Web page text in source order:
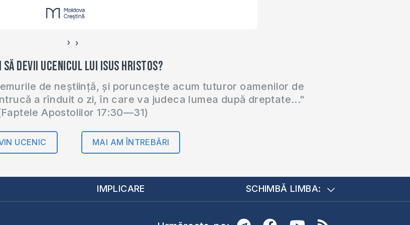
‹ ›
să devii ucenicul lui Isus Hristos?
de neștiință, și poruncește acum tuturor oamenilor de
a rînduit o zi, în care va judeca lumea după dreptate..."
Apostolilor 17:30—31)
UCENIC MAI AM ÎNTREBĂRI
IMPLICARE SCHIMBĂ LIMBA: